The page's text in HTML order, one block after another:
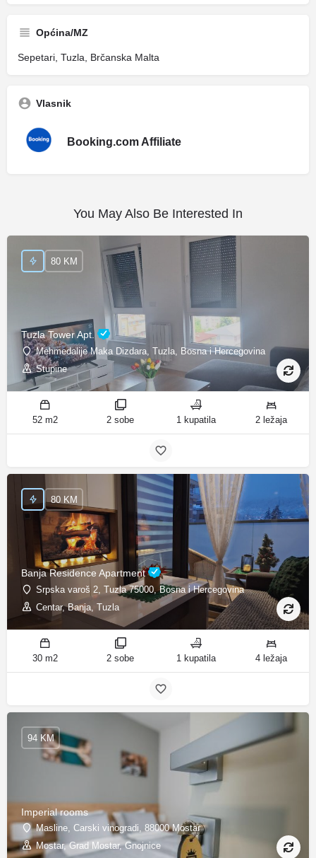
Općina/MZ
Sepetari, Tuzla, Brčanska Malta
Vlasnik
Booking.com Affiliate
You May Also Be Interested In
Tuzla Tower Apt.
Mehmedalije Maka Dizdara, Tuzla, Bosna i Hercegovina
Stupine
80 KM
52 m2 2 sobe 1 kupatila 2 ležaja
Banja Residence Apartment
Srpska varoš 2, Tuzla 75000, Bosna i Hercegovina
Centar, Banja, Tuzla
80 KM
30 m2 2 sobe 1 kupatila 4 ležaja
Imperial rooms
Masline, Carski vinogradi, 88000 Mostar
Mostar, Grad Mostar, Gnojnice
94 KM